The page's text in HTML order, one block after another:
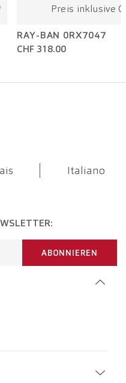
Preis inklusive
RAY-BAN 0RX7047
CHF 318.00
Italiano
ABONNIEREN